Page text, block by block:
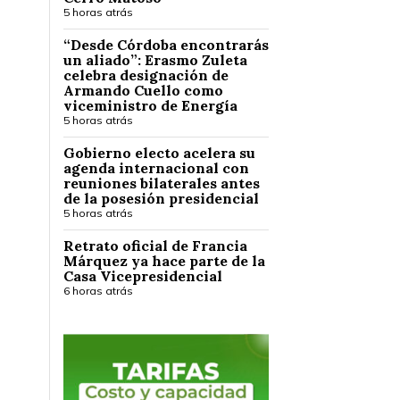
5 horas atrás
“Desde Córdoba encontrarás
un aliado”: Erasmo Zuleta
celebra designación de
Armando Cuello como
viceministro de Energía
5 horas atrás
Gobierno electo acelera su
agenda internacional con
reuniones bilaterales antes
de la posesión presidencial
5 horas atrás
Retrato oficial de Francia
Márquez ya hace parte de la
Casa Vicepresidencial
6 horas atrás